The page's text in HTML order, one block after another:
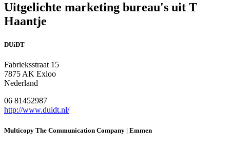
Uitgelichte marketing bureau's uit T
Haantje
DUiDT
Fabrieksstraat 15
7875 AK Exloo
Nederland
06 81452987
http://www.duidt.nl/
Multicopy The Communication Company | Emmen